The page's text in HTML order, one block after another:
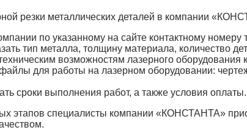
резки металлических деталей в компании
по указанному на сайте контактному
тип металла, толщину материала, количество
возможностям лазерного
для работы на лазерном оборудовании:
сроки выполнения работ, а также условия оплаты.
этапов специалисты компании «КОНСТАНТА»